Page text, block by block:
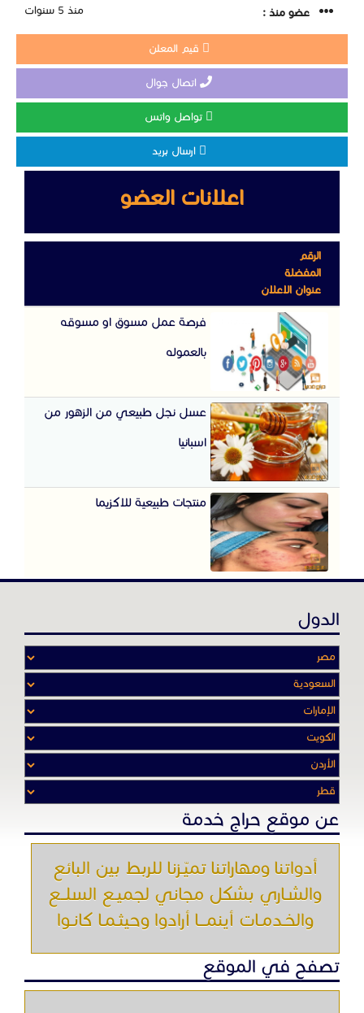
عضو منذ : منذ 5 سنوات
قيم المعلن
اتصال جوال
تواصل واتس
ارسال بريد
اعلانات العضو
الرقم
المفضلة
عنوان الاعلان
فرصة عمل مسوق او مسوقه
بالعموله
عسل نجل طبيعي من الزهور من
اسبانيا
منتجات طبيعية للاكزيما
الدول
عن موقع حراج خدمة
أدواتنا ومهاراتنا تميّـزنا للربط بين البائع
والشـاري بشكل مجاني لجميـع السلــع
والخـدمـات أينمـــا أرادوا وحيثـمـا كانـوا
تصفح في الموقع